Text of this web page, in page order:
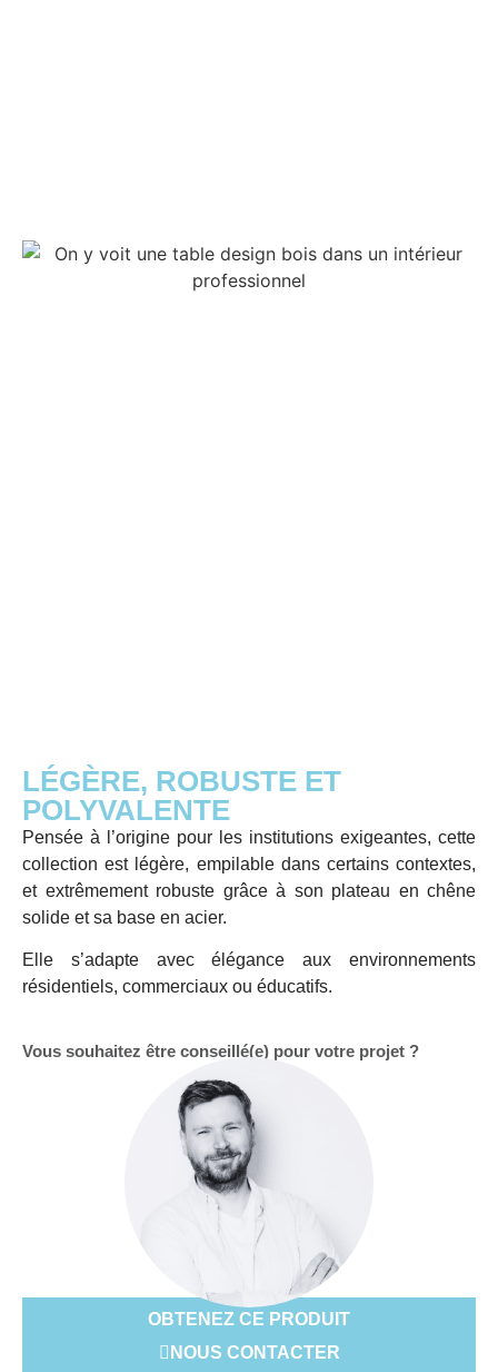
LÉGÈRE, ROBUSTE ET
POLYVALENTE
Pensée à l’origine pour les institutions exigeantes, cette
collection est légère, empilable dans certains contextes,
et extrêmement robuste grâce à son plateau en chêne
solide et sa base en acier.
Elle s’adapte avec élégance aux environnements
résidentiels, commerciaux ou éducatifs.
Vous souhaitez être conseillé(e) pour votre projet ?
OBTENEZ CE PRODUIT
NOUS CONTACTER